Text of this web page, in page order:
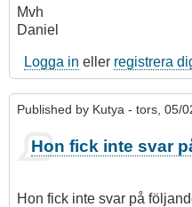
Mvh
Daniel
Logga in eller registrera
Published by Kutya - tors, 05/
Hon fick inte svar
Hon fick inte svar på